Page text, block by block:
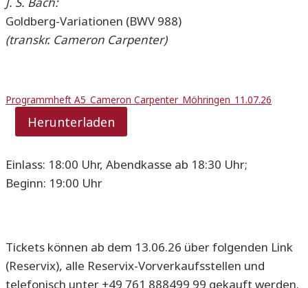
Goldberg-Variationen (BWV 988)
(transkr. Cameron Carpenter)
Programmheft A5_Cameron Carpenter_Möhringen_11.07.26
Herunterladen
Einlass: 18:00 Uhr, Abendkasse ab 18:30 Uhr;
Beginn: 19:00 Uhr
Tickets können ab dem 13.06.26 über folgenden Link
(Reservix), alle Reservix-Vorverkaufsstellen und
telefonisch unter +49 761 888499 99 gekauft werden.